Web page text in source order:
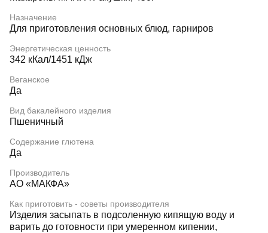
Назначение
Для приготовления основных блюд, гарниров
Энергетическая ценность
342 кКал/1451 кДж
Веганское
Да
Вид бакалейного изделия
Пшеничный
Содержание глютена
Да
Производитель
АО «МАКФА»
Как приготовить - советы производителя
Изделия засыпать в подсоленную кипящую воду и
варить до готовности при умеренном кипении,